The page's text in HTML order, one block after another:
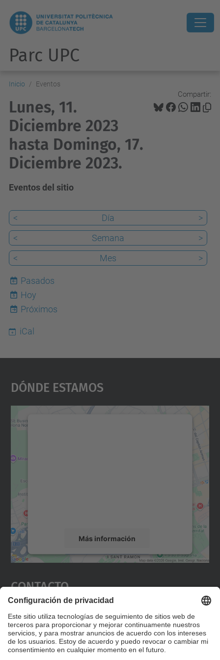
Parc UPC
Inicio Eventos
Compartir:
Lunes, 11.
Diciembre 2023
hasta Domingo, 17.
Diciembre 2023.
Eventos del sitio
< Día
>
<
Semana
>
<
Mes >
Pasados
6
Hoy
Próximos
iCal
Dónde Estamos
Más información
Aceptar
powered by
Contacto
Editad en la página "Contacto personalizado", que
encontraréis en la raíz de español, vuestros datos
personalizados de contacto.
Formulario de contacto